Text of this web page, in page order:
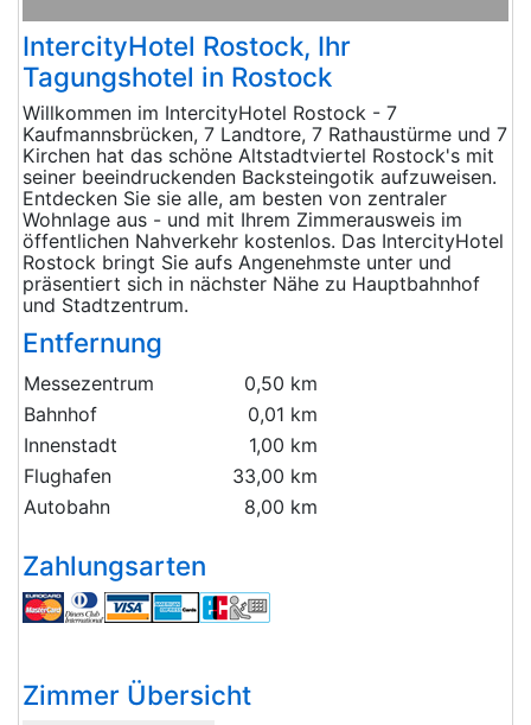
IntercityHotel Rostock, Ihr
Tagungshotel in Rostock
Willkommen im IntercityHotel Rostock - 7
Kaufmannsbrücken, 7 Landtore, 7 Rathaustürme und 7
Kirchen hat das schöne Altstadtviertel Rostock's mit
seiner beeindruckenden Backsteingotik aufzuweisen.
Entdecken Sie sie alle, am besten von zentraler
Wohnlage aus - und mit Ihrem Zimmerausweis im
öffentlichen Nahverkehr kostenlos. Das IntercityHotel
Rostock bringt Sie aufs Angenehmste unter und
präsentiert sich in nächster Nähe zu Hauptbahnhof
und Stadtzentrum.
Entfernung
Messezentrum
0,50 km
Bahnhof
0,01 km
Innenstadt
1,00 km
Flughafen
33,00 km
Autobahn
8,00 km
Zahlungsarten
Zimmer Übersicht